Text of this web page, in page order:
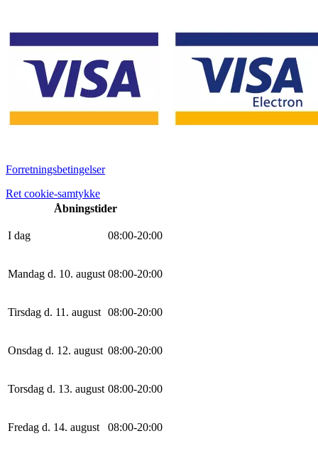
Forretningsbetingelser
Ret cookie-samtykke
Åbningstider
I dag 08:00-20:00
Mandag d. 10. august 08:00-20:00
Tirsdag d. 11. august 08:00-20:00
Onsdag d. 12. august 08:00-20:00
Torsdag d. 13. august 08:00-20:00
Fredag d. 14. august 08:00-20:00